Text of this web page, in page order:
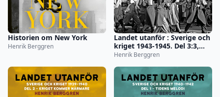
Historien om New York
Henrik Berggren
Landet utanför : Sverige och
kriget 1943-1945. Del 3:3,
Sista chansen
Henrik Berggren